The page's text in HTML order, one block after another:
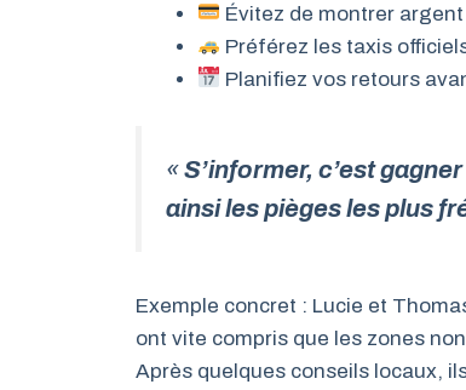
Évitez de montrer
Préférez les taxis
Planifiez vos retours
«S’informer, c’est
ainsi les pièges les plus
Exemple concret : Lucie et
ont vite compris que les zones
Après quelques conseils locaux,